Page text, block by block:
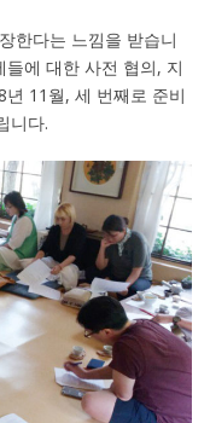
한다는 느낌을 받습니
에 대한 사전 협의, 지
11월, 세 번째로 준비
니다.